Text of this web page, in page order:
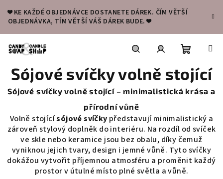
obsah
❤️ KE KAŽDÉ OBJEDNÁVCE DOSTANETE DÁREK. ČÍM VĚTŠÍ
OBJEDNÁVKA, TÍM VĚTŠÍ VÁŠ DÁREK BUDE. ❤️
košík
Sójové svíčky volně stojící
Sójové svíčky volně stojící – minimalistická krása a
přírodní vůně
Volně stojícísójové svíčky představují minimalistický a
zároveň stylový doplněk do interiéru. Na rozdíl od svíček
ve skle nebo keramice jsou bez obalu, díky čemuž
vyniknou jejich tvary, design i jemné vůně. Tyto svíčky
dokážou vytvořit příjemnou atmosféru a proměnit každý
prostor v útulné místo plné světla a vůně.